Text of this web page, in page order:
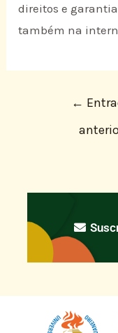
direitos e
também na
←